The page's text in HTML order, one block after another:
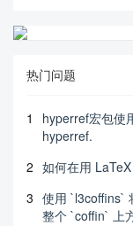
热门问题
1
hyperref宏包使
hyperref.
2 如何在用
3 使用 `l3coffins`
整个 `coffin` 上